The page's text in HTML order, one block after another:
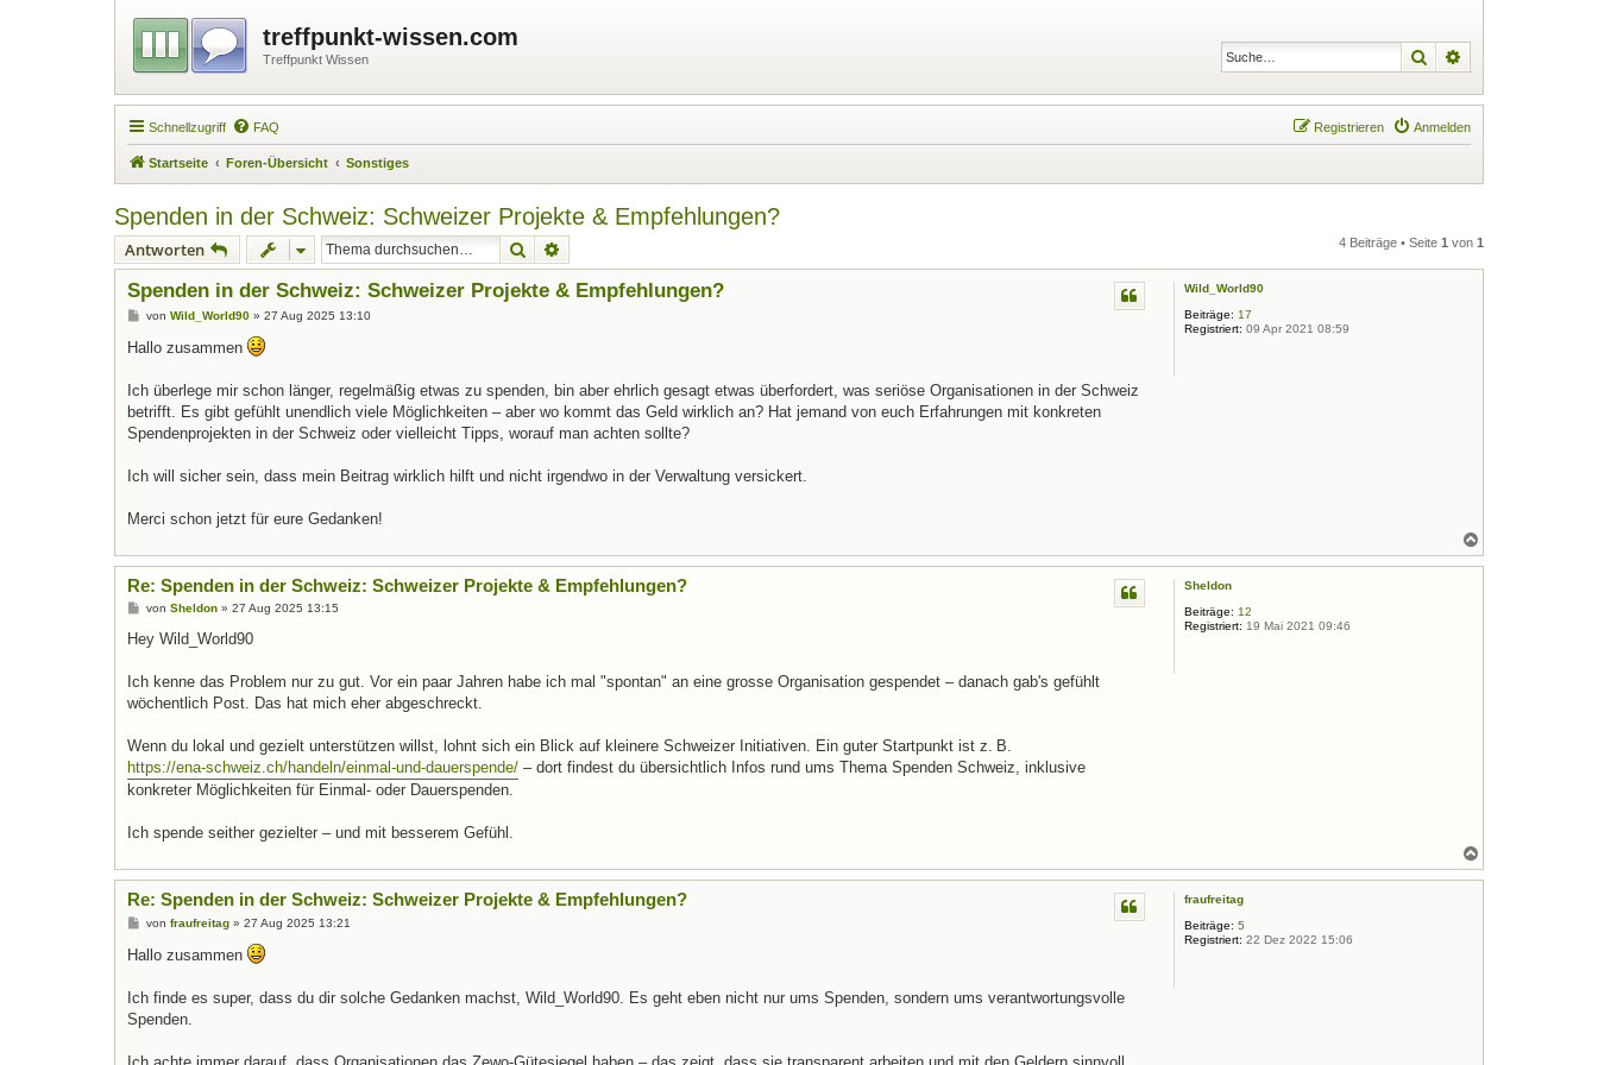
treffpunkt-wissen.com
Treffpunkt Wissen Suche
Schnellzugriff FAQ Anmelden
Registrieren
Startseite Foren-Übersicht Sonstiges
Spenden in der Schweiz: Schweizer Projekte & Empfehlungen?
Antworten Suche 4 Beiträge • Seite 1 von 1
Wild_World90
Beiträge: 17
Registriert: 09 Apr 2021 08:59
Spenden in der Schweiz: Schweizer Projekte & Empfehlungen?
B
i
t
a
g
von Wild_World90» 27 Aug 2025 13:10
Hallo zusammen
Ich überlege mir schon länger, regelmäßig etwas zu spenden, bin aber ehrlich gesagt etwas überfordert, was seriöse Organisationen in der Schweiz
betrifft. Es gibt gefühlt unendlich viele Möglichkeiten – aber wo kommt das Geld wirklich an? Hat jemand von euch Erfahrungen mit konkreten
Spendenprojekten in der Schweiz oder vielleicht Tipps, worauf man achten sollte?
Ich will sicher sein, dass mein Beitrag wirklich hilft und nicht irgendwo in der Verwaltung versickert.
Merci schon jetzt für eure Gedanken!
a
c
Sheldon
Beiträge: 12
Registriert: 19 Mai 2021 09:46
Re: Spenden in der Schweiz: Schweizer Projekte & Empfehlungen?
B
i
a
von Sheldon» 27 Aug 2025 13:15
Hey Wild_World90
Ich kenne das Problem nur zu gut. Vor ein paar Jahren habe ich mal "spontan" an eine grosse Organisation gespendet – danach gab's gefühlt
wöchentlich Post. Das hat mich eher abgeschreckt.
Wenn du lokal und gezielt unterstützen willst, lohnt sich ein Blick auf kleinere Schweizer Initiativen. Ein guter Startpunkt ist z. B.
https://ena-schweiz.ch/handeln/einmal-und-dauerspende/ – dort findest du übersichtlich Infos rund ums Thema Spenden Schweiz, inklusive
konkreter Möglichkeiten für Einmal- oder Dauerspenden.
Ich spende seither gezielter – und mit besserem Gefühl.
a
c
fraufreitag
Beiträge: 5
Registriert: 22 Dez 2022 15:06
Re: Spenden in der Schweiz: Schweizer Projekte & Empfehlungen?
B
i
t
a
g
von fraufreitag» 27 Aug 2025 13:21
Hallo zusammen
Ich finde es super, dass du dir solche Gedanken machst, Wild_World90. Es geht eben nicht nur ums Spenden, sondern ums verantwortungsvolle
Spenden.